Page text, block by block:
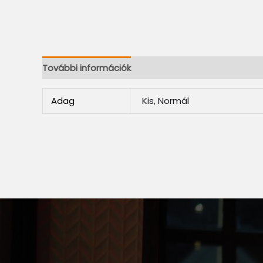
További információk
Adag Kis, Normál